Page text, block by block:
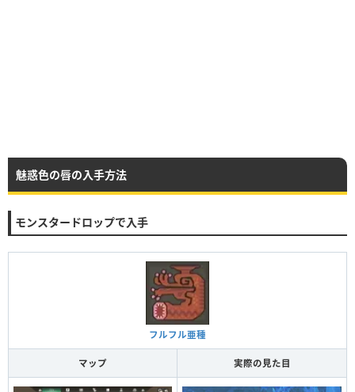
魅惑色の唇の入手方法
モンスタードロップで入手
フルフル亜種
マップ 実際の見た目